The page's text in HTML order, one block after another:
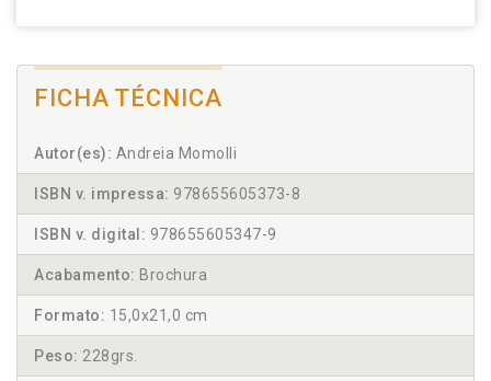
FICHA TÉCNICA
Autor(es): Andreia Momolli
ISBN v. impressa: 978655605373-8
ISBN v. digital: 978655605347-9
Acabamento: Brochura
Formato: 15,0x21,0 cm
Peso: 228grs.